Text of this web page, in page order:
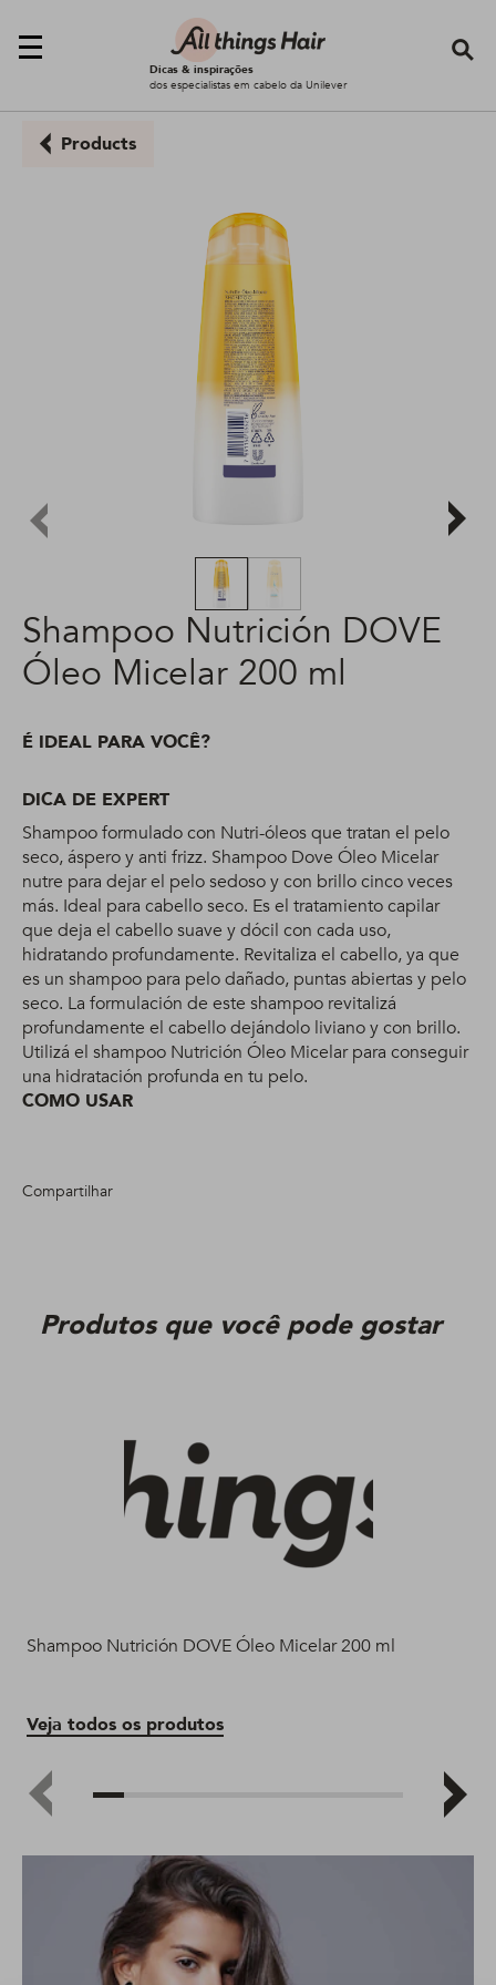
Dicas & inspirações
dos especialistas em cabelo da Unilever
Products
Shampoo Nutrición DOVE
Óleo Micelar 200 ml
É IDEAL PARA VOCÊ?
DICA DE EXPERT
Shampoo formulado con Nutri-óleos que tratan el pelo
seco, áspero y anti frizz. Shampoo Dove Óleo Micelar
nutre para dejar el pelo sedoso y con brillo cinco veces
más. Ideal para cabello seco. Es el tratamiento capilar
que deja el cabello suave y dócil con cada uso,
hidratando profundamente. Revitaliza el cabello, ya que
es un shampoo para pelo dañado, puntas abiertas y pelo
seco. La formulación de este shampoo revitalizá
profundamente el cabello dejándolo liviano y con brillo.
Utilizá el shampoo Nutrición Óleo Micelar para conseguir
una hidratación profunda en tu pelo.
COMO USAR
Compartilhar
Produtos que você pode gostar
Shampoo Nutrición DOVE Óleo Micelar 200 ml
Veja todos os produtos